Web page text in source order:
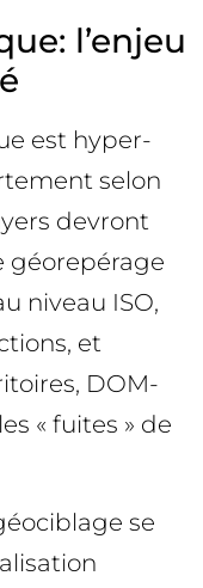
l’enjeu
est hyper-
selon
devront
géorepérage
niveau ISO,
et
DOM-
« fuites » de
se